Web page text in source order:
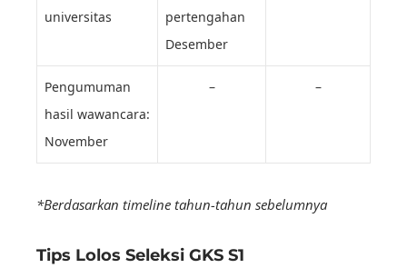
universitas
pertengahan
Desember
Pengumuman
hasil wawancara:
November
– –
*Berdasarkan timeline tahun-tahun sebelumnya
Tips Lolos Seleksi GKS S1